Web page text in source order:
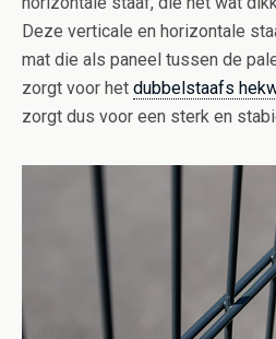
Deze verticale en horizontale
mat die als paneel tussen de
zorgt voor het dubbelstaafs
zorgt dus voor een sterk en